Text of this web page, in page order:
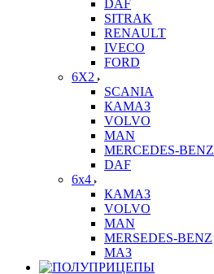
DAF
SITRAK
RENAULT
IVECO
FORD
6X2
SCANIA
КАМАЗ
VOLVO
MAN
MERCEDES-BENZ
DAF
6x4
КАМАЗ
VOLVO
MAN
MERSEDES-BENZ
МАЗ